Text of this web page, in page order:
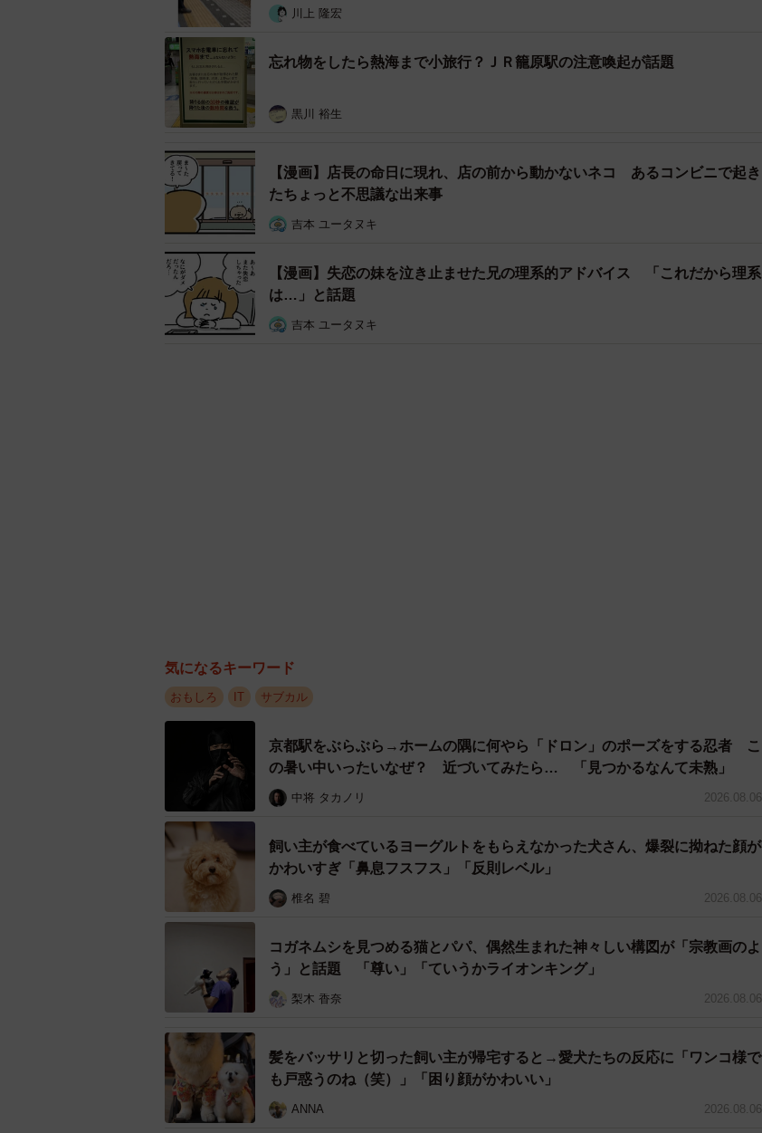
「修学旅行は3泊4日で、台北周辺の有名な観光地…九份や中正記念堂などを回りました。付
けたままホテルで寝て、そのまま忘れたのだと思います。紛失に気がついたのは帰国直前の
空港でした」
―それは残念でしたね…。しかし、SNSでは大変な反響です。
「すでに無くなった片耳分は購入しているのですが、何人かの方々が探すのを協力しますと
いってくださって、ほんとに感謝してます！ 修学旅行の期間も含め、台湾の人たちはとて
も優しいんだな〜と思いました」
川上 隆宏
忘れ物をしたら熱海まで小旅行？ＪＲ籠原駅の注意喚起が話題
黒川 裕生
【漫画】店長の命日に現れ、店の前から動かないネコ あるコンビニで起き
たちょっと不思議な出来事
吉本 ユータヌキ
【漫画】失恋の妹を泣き止ませた兄の理系的アドバイス 「これだから理系
は…」と話題
吉本 ユータヌキ
気になるキーワード
おもしろ IT サブカル
京都駅をぶらぶら→ホームの隅に何やら「ドロン」のポーズをする忍者 こ
の暑い中いったいなぜ？ 近づいてみたら… 「見つかるなんて未熟」
中将 タカノリ 2026.08.06
飼い主が食べているヨーグルトをもらえなかった犬さん、爆裂に拗ねた顔が
かわいすぎ「鼻息フスフス」「反則レベル」
椎名 碧 2026.08.06
コガネムシを見つめる猫とパパ、偶然生まれた神々しい構図が「宗教画のよ
う」と話題 「尊い」「ていうかライオンキング」
梨木 香奈 2026.08.06
髪をバッサリと切った飼い主が帰宅すると→愛犬たちの反応に「ワンコ様で
も戸惑うのね（笑）」「困り顔がかわいい」
ANNA 2026.08.06